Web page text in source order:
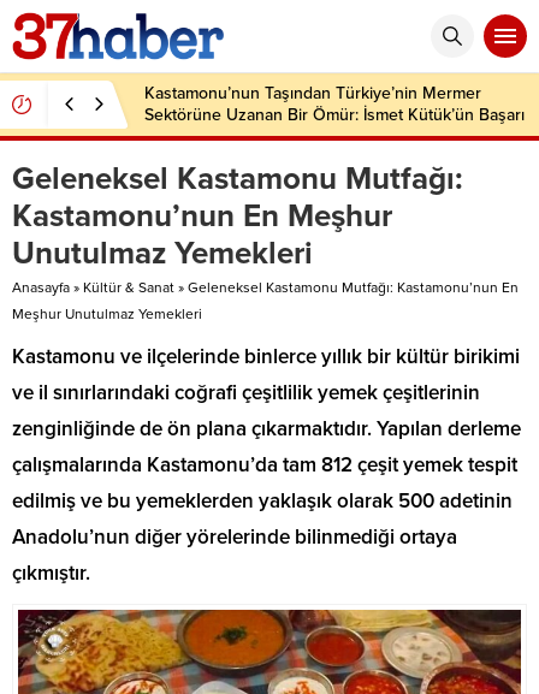
Kastamonu’nun Taşından Türkiye’nin Mermer
Sektörüne Uzanan Bir Ömür: İsmet Kütük’ün Başarı
Hikâyesi
Geleneksel Kastamonu Mutfağı:
Kastamonu’nun En Meşhur
Unutulmaz Yemekleri
Anasayfa » Kültür & Sanat » Geleneksel Kastamonu Mutfağı: Kastamonu’nun En
Meşhur Unutulmaz Yemekleri
Kastamonu ve ilçelerinde binlerce yıllık bir kültür birikimi
ve il sınırlarındaki coğrafi çeşitlilik yemek çeşitlerinin
zenginliğinde de ön plana çıkarmaktıdır. Yapılan derleme
çalışmalarında Kastamonu’da tam 812 çeşit yemek tespit
edilmiş ve bu yemeklerden yaklaşık olarak 500 adetinin
Anadolu’nun diğer yörelerinde bilinmediği ortaya
çıkmıştır.